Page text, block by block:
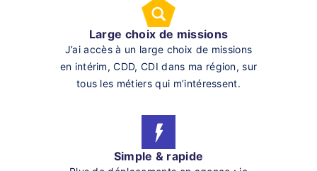
Large choix de missions
J’ai accès à un large choix de missions
en intérim, CDD, CDI dans ma région, sur
tous les métiers qui m’intéressent.
Simple & rapide